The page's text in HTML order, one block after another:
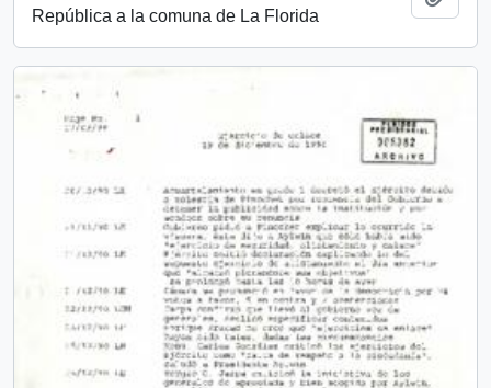
República a la comuna de La Florida